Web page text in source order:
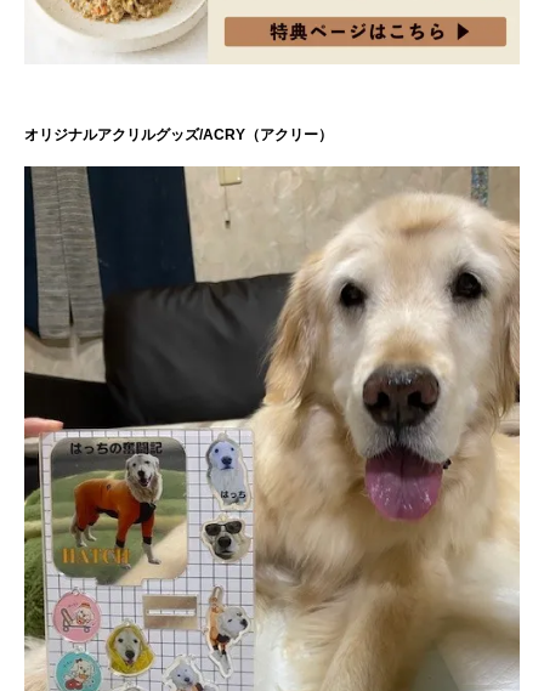
オリジナルアクリルグッズ/ACRY（アクリー）